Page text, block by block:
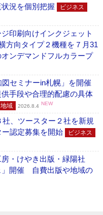
況を個別把握
ビジネス
印刷向けインクジェット
方向タイプ２機種を７月31
ンデマンドフルカラープ
セミナーin札幌」を開催
手段や合理的配慮の具体
域 2026.8.4 NEW
、ツースター２社を新規
認定募集を開始
ビジネス
房・けやき出版・緑陽社
」開催 自費出版や地域の